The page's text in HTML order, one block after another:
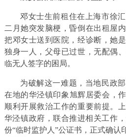
邓女士生前租住在上海市徐
二月她突发脑梗，昏倒在出租屋
把邓女士送到医院，经诊断，她
独身一人，父母已过世，无配偶
临无人签字的困局。
为破解这一难题，当地民政
在地的华泾镇印象旭辉居委会，
顺利开展救治工作的重要前提。
华泾镇政府，联合推进相关工作
份“临时监护人”公证书，正式确认